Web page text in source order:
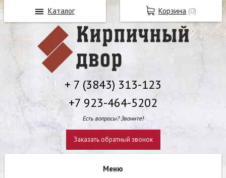
+ 7 (3843) 313-123
+7 923-464-5202
Есть вопросы? Звоните!
Заказать обратный звонок
Корзина (0)
Каталог